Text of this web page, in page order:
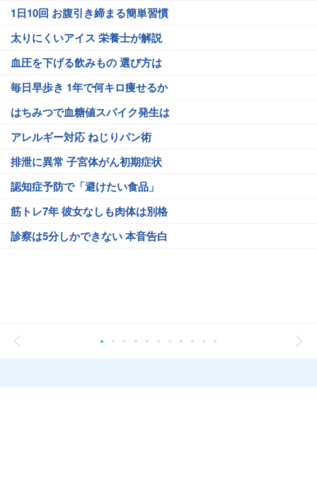
1日10回 お腹引き締まる簡単習慣
太りにくいアイス 栄養士が解説
血圧を下げる飲みもの 選び方は
毎日早歩き 1年で何キロ痩せるか
はちみつで血糖値スパイク発生は
アレルギー対応 ねじりパン術
排泄に異常 子宮体がん初期症状
認知症予防で「避けたい食品」
筋トレ7年 彼女なしも肉体は別格
診察は5分しかできない 本音告白